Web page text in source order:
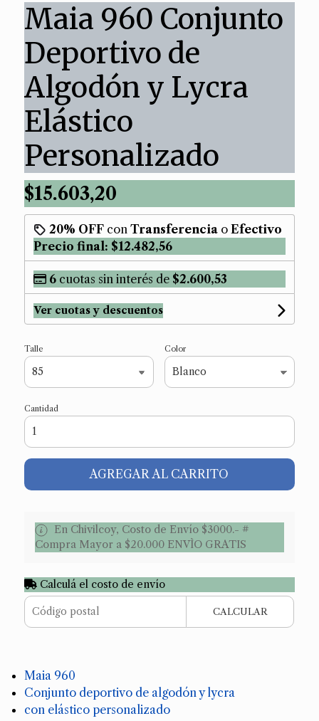
Maia 960 Conjunto
Deportivo de
Algodón y Lycra
Elástico
Personalizado
$15.603,20
20% OFFcon Transferenciao Efectivo
Precio final: $12.482,56
6cuotas sin interés de $2.600,53
Ver cuotas y descuentos
Talle Color
Cantidad
AGREGAR AL CARRITO
En Chivilcoy, Costo de Envío $3000.- #
Compra Mayor a $20.000 ENVÌO GRATIS
Calculá el costo de envío
CALCULAR
Maia 960
Conjunto deportivo de algodón y lycra
con elástico personalizado